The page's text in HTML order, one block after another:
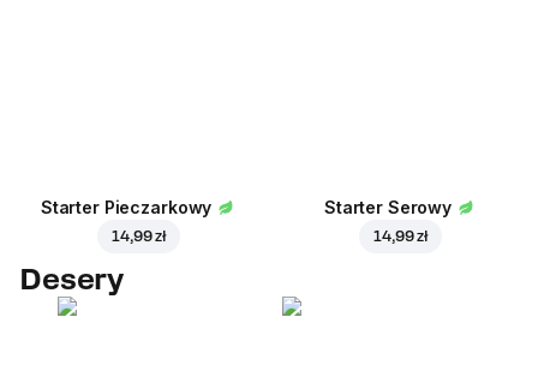
Starter Pieczarkowy
14,99 zł
Starter Serowy
14,99 zł
Desery